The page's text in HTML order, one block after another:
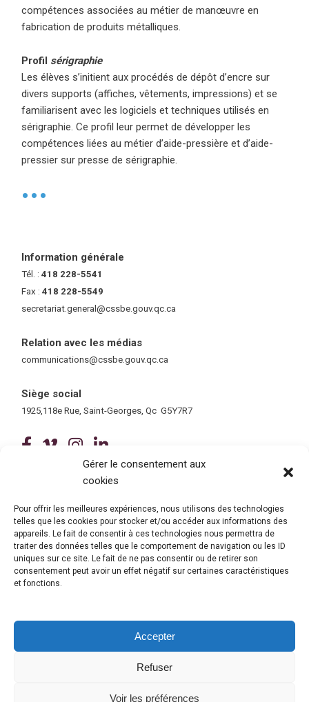
Gérer le consentement aux
cookies
Pour offrir les meilleures expériences, nous utilisons des technologies
telles que les cookies pour stocker et/ou accéder aux informations des
appareils. Le fait de consentir à ces technologies nous permettra de
traiter des données telles que le comportement de navigation ou les ID
uniques sur ce site. Le fait de ne pas consentir ou de retirer son
consentement peut avoir un effet négatif sur certaines caractéristiques
et fonctions.
Accepter
Refuser
Voir les préférences
compétences associées au métier de manœuvre en
fabrication de produits métalliques.
Profil sérigraphie
Les élèves s’initient aux procédés de dépôt d’encre sur
divers supports (affiches, vêtements, impressions) et se
familiarisent avec les logiciels et techniques utilisés en
sérigraphie. Ce profil leur permet de développer les
compétences liées au métier d’aide-pressière et d’aide-
pressier sur presse de sérigraphie.
•
Information générale
Tél. :418 228-5541
Fax :418 228-5549
secretariat.general@cssbe.gouv.qc.ca
Relation avec les médias
communications@cssbe.gouv.qc.ca
Siège social
1925,118e Rue, Saint-Georges, Qc G5Y7R7
(ce lien ouvre dans une nouvelle
(ce lien ouvre dans une nouvelle
(ce lien ouvre dans une
Tous droits réservés © 2026 Centre de services scolaire de la
Politique de confidentialité|Accessibilité
Conception site web : Ubéo solutions web(ce lien ouvre dans une nouvelle
© Gouvernement du Québec, 2026